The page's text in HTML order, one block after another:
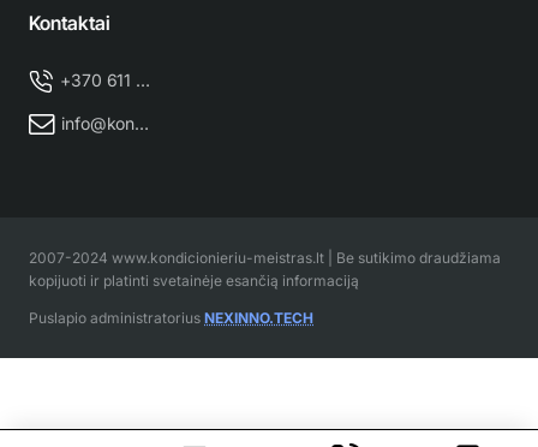
Kontaktai
+370 611 38 500
info@kondicionieriu-meistras.lt
2007-2024 www.kondicionieriu-meistras.lt | Be sutikimo draudžiama
kopijuoti ir platinti svetainėje esančią informaciją
Puslapio administratorius NEXINNO.TECH